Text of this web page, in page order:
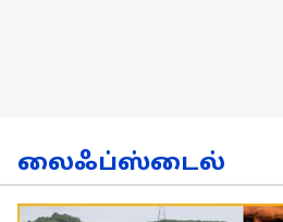
லைஃப்ஸ்டைல்